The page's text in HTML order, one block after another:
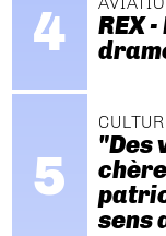
REX
"Des
sens